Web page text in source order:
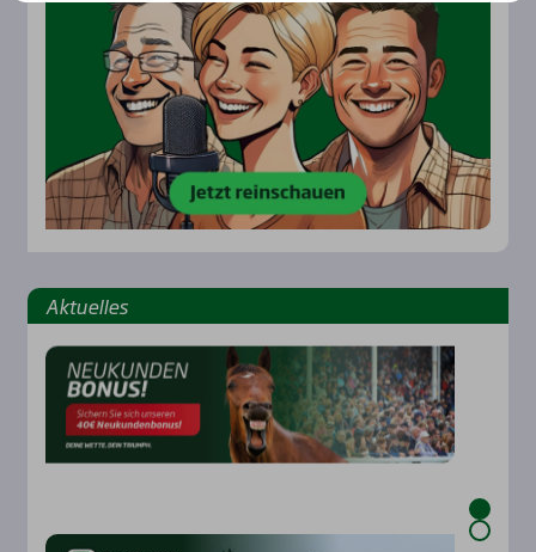
Aktu­el­les